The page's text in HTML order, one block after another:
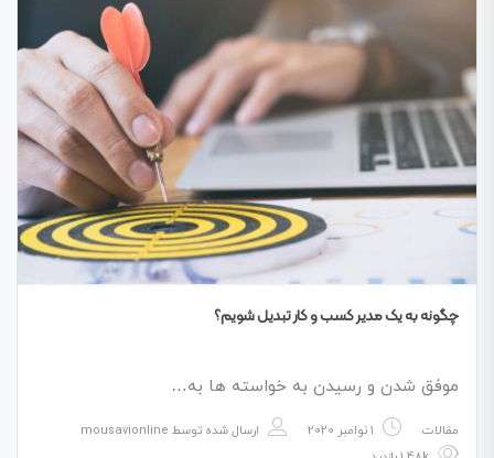
چگونه به یک مدیر کسب و کار تبدیل شویم؟
موفق شدن و رسیدن به خواسته‌ ها به…
مقالات 1 نوامبر 2020 ارسال شده توسط mousavionline